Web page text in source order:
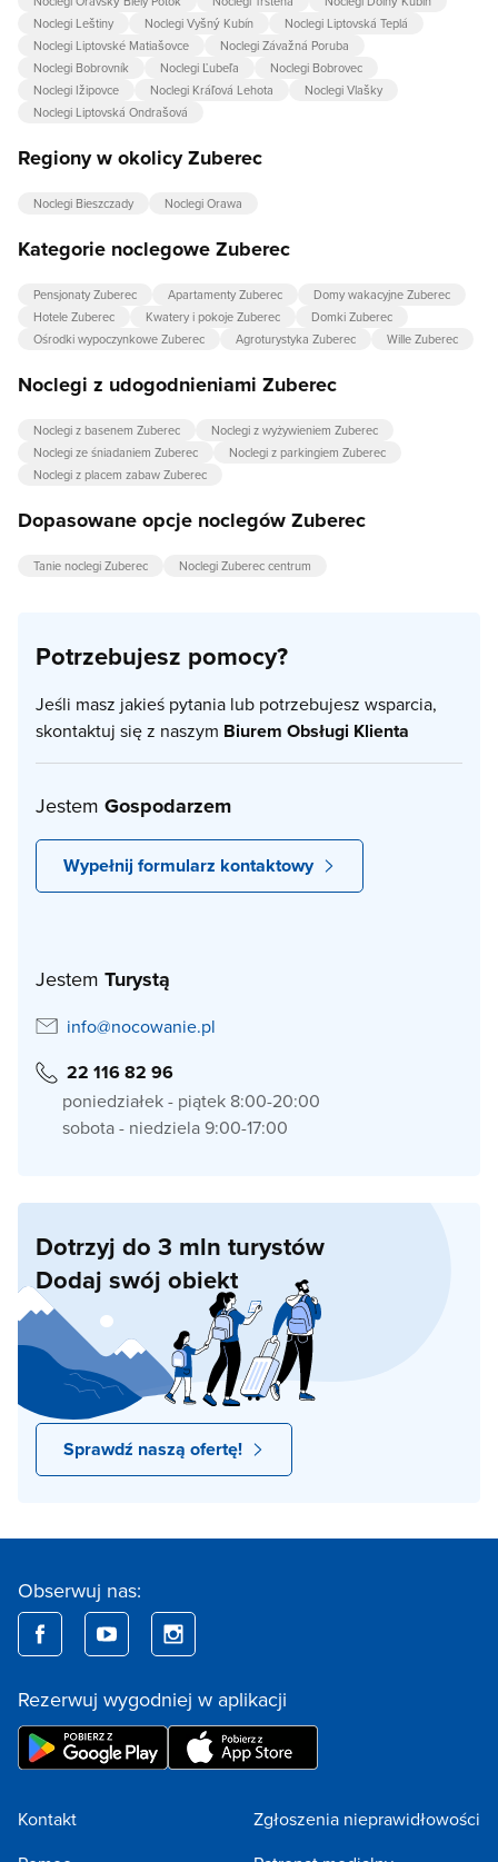
Noclegi Leštiny
Noclegi Vyšný Kubín
Noclegi Liptovská Teplá
Noclegi Liptovské Matiašovce
Noclegi Závažná Poruba
Noclegi Bobrovník
Noclegi Ľubeľa
Noclegi Bobrovec
Noclegi Ižipovce
Noclegi Kráľová Lehota
Noclegi Vlašky
Noclegi Liptovská Ondrašová
Regiony w okolicy Zuberec
Noclegi Bieszczady Noclegi Orawa
Kategorie noclegowe Zuberec
Pensjonaty Zuberec Apartamenty Zuberec
Domy wakacyjne Zuberec
Hotele Zuberec
Kwatery i pokoje Zuberec
Domki Zuberec
Ośrodki wypoczynkowe Zuberec
Agroturystyka Zuberec Wille Zuberec
Noclegi z udogodnieniami Zuberec
Noclegi z basenem Zuberec
Noclegi z wyżywieniem Zuberec
Noclegi ze śniadaniem Zuberec
Noclegi z parkingiem Zuberec
Noclegi z placem zabaw Zuberec
Dopasowane opcje noclegów Zuberec
Tanie noclegi Zuberec Noclegi Zuberec centrum
Potrzebujesz pomocy?
Jeśli masz jakieś pytania lub potrzebujesz wsparcia,
skontaktuj się z naszym Biurem Obsługi Klienta
Jestem Gospodarzem
Wypełnij formularz kontaktowy
Jestem Turystą
info@nocowanie.pl
22 116 82 96
poniedziałek - piątek 8:00-20:00
sobota - niedziela 9:00-17:00
Dotrzyj do 3 mln turystów
Dodaj swój obiekt
Sprawdź naszą ofertę!
Obserwuj nas:
Rezerwuj wygodniej w aplikacji
Kontakt
Zgłoszenia nieprawidłowości